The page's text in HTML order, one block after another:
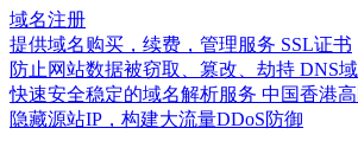
域名注册
提供域名购买，续费，管理服务 SSL证书
防止网站数据被窃取、篡改、劫持 DNS
快速安全稳定的域名解析服务 中国香港
隐藏源站IP，构建大流量DDoS防御